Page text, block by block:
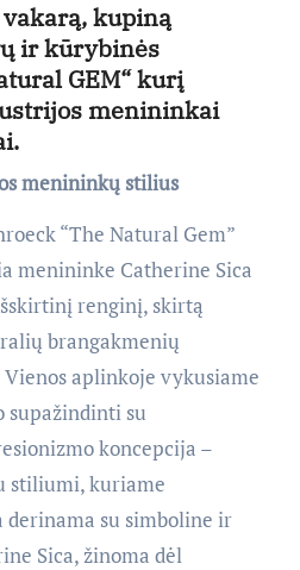
kupiną
ir kūrybinės
GEM“ kurį
menininkai
menininkų stilius
“The Natural Gem”
menininke Catherine Sica
renginį, skirtą
brangakmenių
aplinkoje vykusiame
supažindinti su
koncepcija –
stiliumi, kuriame
derinama su simboline ir
Sica, žinoma dėl